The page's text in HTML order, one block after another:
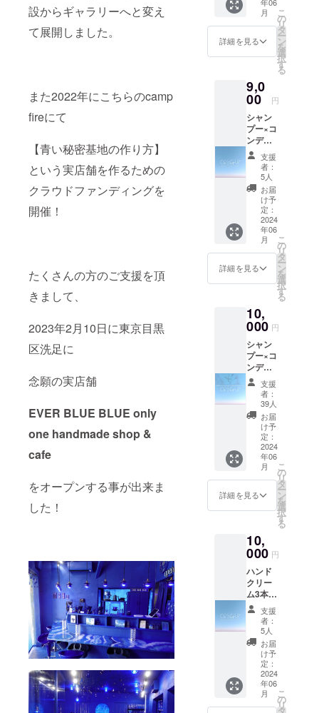
設からギャラリーへと変え
て展開しました。
また2022年にこちらのcamp
fireにて
【青い秘密基地の作り方】
という実店舗を作るための
クラウドファンディングを
開催！
たくさんの方のご支援を頂
きまして、
2023年2月10日に東京目黒
区洗足に
念願の実店舗
EVER BLUE BLUE only
one handmade shop &
cafe
をオープンする事が出来ま
した！
はなる
べく早
く使い
切りを
物成分
を配合
る特性
上、濁
りや沈
澱、変
色が生
じる可
能性が
ありま
すか、
品質に
は問題
ありま
用をお
控えく
ださ
い。 ま
れ、痒
みや刺
激等の
異常が
出た場
合は直
ぐに使
用を中
止して
くださ
い。 異
常が残
る場合
は皮フ
科医へ
相談し
てくだ
べく早
く使い
お願い
しま
す。 植
物成分
を配合
してい
る特性
上、濁
りや沈
澱、変
色が生
じる可
ありま
すか、
ありま
せん。
適量を
なじま
せて泡
立てて
洗い、
その後
すすい
でくだ
さい。
【使用
上の注
意事
項】 肌
に異常
が生じ
ないか
よく注
意し、
異常の
ある時
はご使
用をお
控えく
中に赤
みや腫
れ、痒
みや刺
激等の
異常が
出た場
合は直
ぐに使
用を中
止して
くださ
い。 異
常が残
る場合
は皮フ
科医へ
開封後
はなる
く使い
切りを
お願い
しま
す。 植
物成分
を配合
してい
る特性
上、濁
りや沈
澱、変
月
詳細を見る
こ
の
リ
タ
ー
ン
を
選
択
す
る
9,0
00 円
シャン
プー×コ
ンディ
ショ
ナー
セット
【ご使
用方
法】
シャン
プー・
コン
ディ
ショ
ナーは
髪全体
した後
に適量
をなじ
ませて
泡立て
て洗
い、そ
の後十
分にす
すいで
くださ
い。
【使用
上の注
意事
項】 肌
に異常
意し、
異常の
ある時
はご使
用をお
控えく
ださ
い。 ま
た使用
中に赤
みや腫
れ、痒
みや刺
激等の
異常が
支援
者：
5人
お届
け予
定：
2024
年06
月
詳細を見る
こ
の
リ
タ
ー
ン
を
選
択
す
る
10,
000 円
シャン
プー×コ
ンディ
ショ
ナー×ハ
ンドク
リー
ム 3点
セット
【ご使
用方
法】
シャン
プー・
コン
ディ
ナーは
髪全体
を濡ら
した後
に適量
をなじ
ませて
泡立て
て洗
い、そ
の後十
分にす
すいで
くださ
い。
【使用
支援
者：
39人
お届
け予
定：
2024
年06
月
詳細を見る
こ
の
リ
タ
ー
ン
を
選
択
す
る
10,
000 円
ハンド
クリー
ム3本
セット
ハンド
クリー
ムのお
得な3本
セット
です！
【ご使
用方
法】 手
支援
者：
5人
お届
け予
定：
2024
年06
月
こ
の
リ